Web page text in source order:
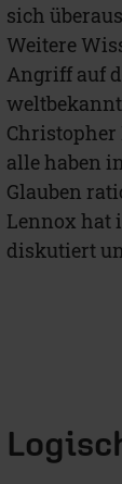
sich
Weitere
Angriff auf
Christopher
alle haben
Glauben
Lennox hat
diskutiert